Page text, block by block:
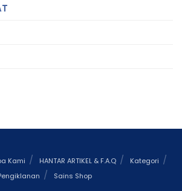
Kami HANTAR ARTIKEL & F.A.Q
Kategori
Sains Shop